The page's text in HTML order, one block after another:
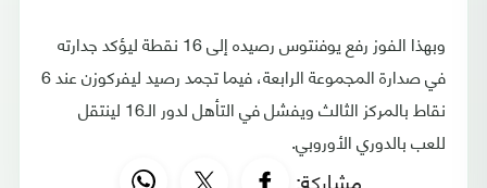
وبهذا الفوز رفع يوفنتوس رصيده إلى 16 نقطة ليؤكد جدارته
في صدارة المجموعة الرابعة، فيما تجمد رصيد ليفركوزن عند 6
نقاط بالمركز الثالث ويفشل في التأهل لدور الـ16 لينتقل
للعب بالدوري الأوروبي.